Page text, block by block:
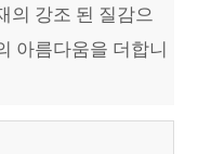
의 강조 된 질감으
아름다움을 더합니